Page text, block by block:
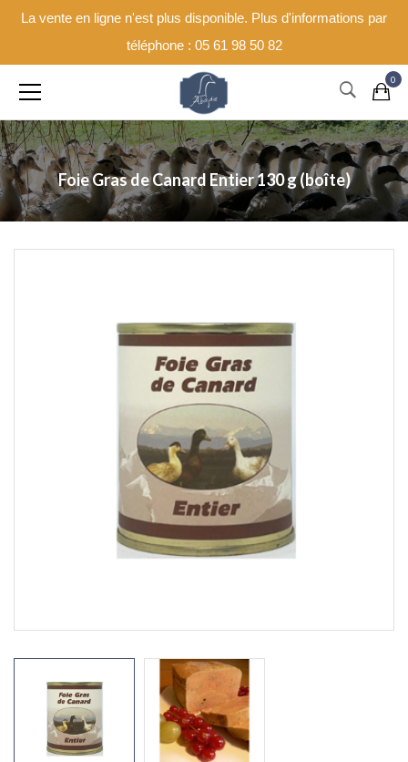
La vente en ligne n'est plus disponible. Plus d'informations par
téléphone : 05 61 98 50 82
0
Foie Gras de Canard Entier 130 g (boîte)